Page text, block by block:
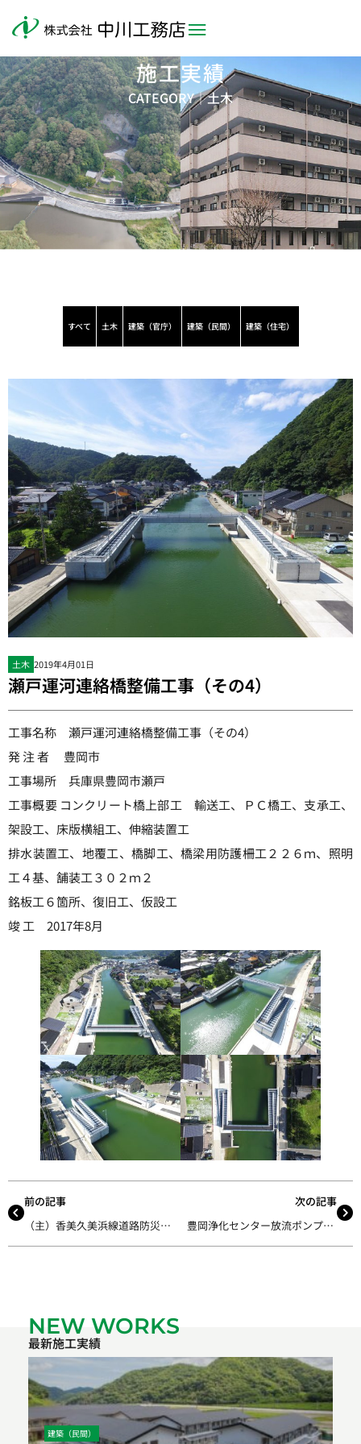
施工実績
CATEGORY｜土木
すべて 土木 建築（官庁） 建築（民間） 建築（住宅）
土木 2019年4月01日
瀬戸運河連絡橋整備工事（その4）
工事名称 瀬戸運河連絡橋整備工事（その4）
発 注 者 豊岡市
工事場所 兵庫県豊岡市瀬戸
工事概要 コンクリート橋上部工 輸送工、ＰＣ橋工、支承工、
架設工、床版横組工、伸縮装置工
排水装置工、地覆工、橋脚工、橋梁用防護柵工２２６ｍ、照明
工４基、舗装工３０２ｍ２
銘板工６箇所、復旧工、仮設工
竣 工 2017年8月
前の記事
（主）香美久美浜線道路防災工事
次の記事
豊岡浄化センター放流ポンプ土木工事
NEW WORKS
最新施工実績
建築（民間）